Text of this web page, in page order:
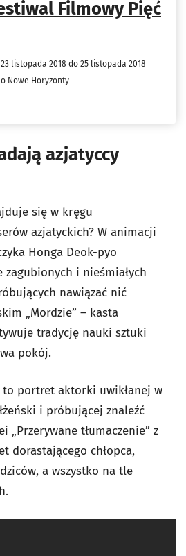
Filmowy Pięć
listopada 2018 do 25 listopada 2018
Nowe Horyzonty
azjatyccy
się w kręgu
azjatyckich? W animacji
Honga Deok-pyo
i nieśmiałych
nawiązać nić
„Mordzie” – kasta
tradycję nauki sztuki
pokój.
to portret aktorki uwikłanej w
i próbującej znaleźć
„Przerywane tłumaczenie” z
dorastającego chłopca,
a wszystko na tle